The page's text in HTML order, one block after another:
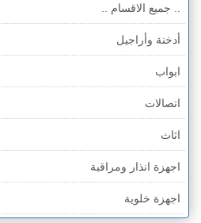
الضفة » أريحا
الضفة » الخليل
الضفة » بيت لحم
قطاع غزة
الخط الأخضر » حيفا
الخط الأخضر » رهط
الخط الأخضر » أم الفحم
.. جميع الاقسام ..
أدخنة وأراجيل
ابواب
اتصالات
اثاث
اجهزة انذار ومراقبة
اجهزة خلوية